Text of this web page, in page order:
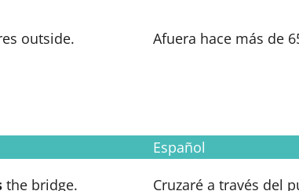
outside. Afuera hace más de
Español
the bridge. Cruzaré a través del